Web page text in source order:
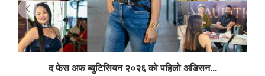
द फेस अफ ब्युटिसियन २०२६ काे पहिलाे अडिसन...